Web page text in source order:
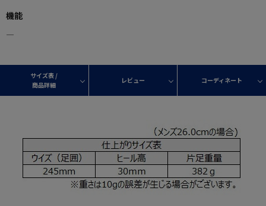
機能
―
サイズ表 /
商品詳細
レビュー コーディネート